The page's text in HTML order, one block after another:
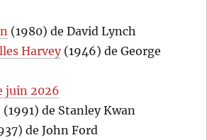
(1980) de David Lynch
Harvey(1946) de George
juin 2026
(1991) de Stanley Kwan
de John Ford